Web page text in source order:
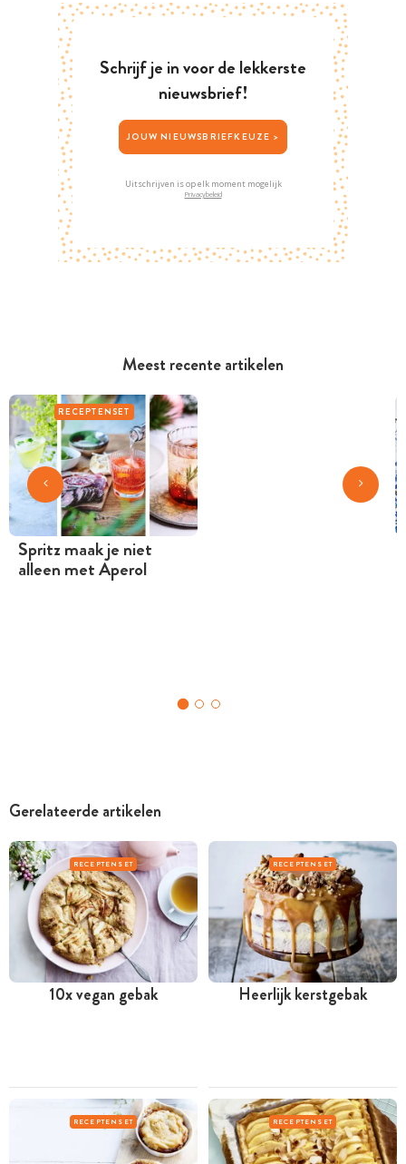
Meest recente artikelen
RECEPTENSET
Spritz maak je niet
alleen met Aperol
Schrijf je in voor de lekkerste
nieuwsbrief!
JOUW NIEUWSBRIEFKEUZE >
Uitschrijven is op elk moment mogelijk
Privacybeleid
Gerelateerde artikelen
RECEPTENSET
10x vegan gebak
RECEPTENSET
Heerlijk kerstgebak
RECEPTENSET RECEPTENSET